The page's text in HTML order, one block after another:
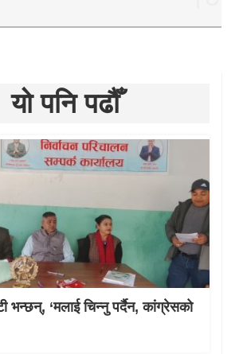
यो पनि पढौँ
भन्छन्, ‘मलाई चिन्नु पर्दैन, कांग्रेसको